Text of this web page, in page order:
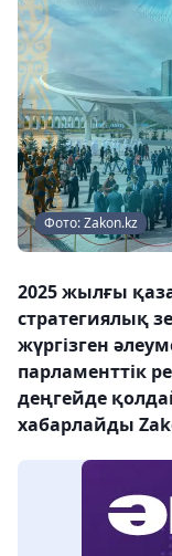
Фото: Zakon.kz
2025 жылғы
стратегиялық
жүргізген
парламенттік
деңгейде
хабарлайды